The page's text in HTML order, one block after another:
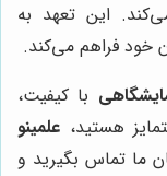
این تعهد به
خود فراهم می‌کند.
با کیفیت،
هستید، علمینو
ما تماس بگیرید و